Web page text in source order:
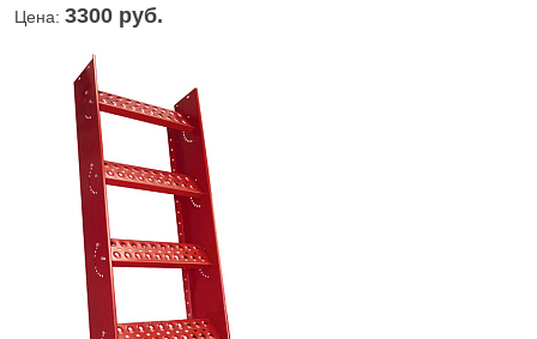
Цена: 3300 руб.